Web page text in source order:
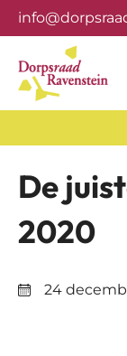
De
2020
24